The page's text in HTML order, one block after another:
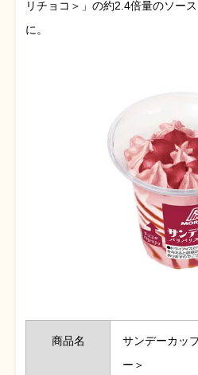
リチョコ＞」の約2.4倍量のソー
に。
商品名
サンデーカッ
ー＞